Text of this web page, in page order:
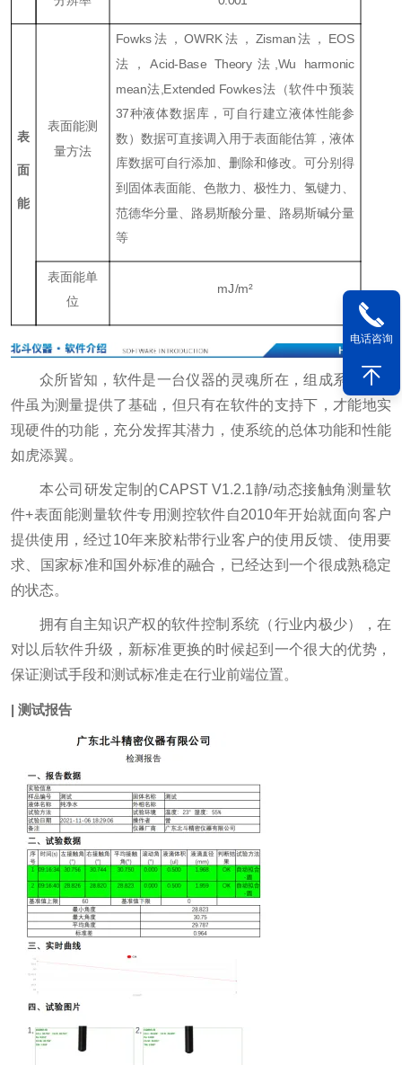
表
面
能
表面能测
量方法
Fowks法，OWRK法，Zisman法，EOS
法，Acid-Base Theory法,Wu harmonic
mean法,Extended Fowkes法（软件中预装
37种液体数据库，可自行建立液体性能参
数）数据可直接调入用于表面能估算，液体
库数据可自行添加、删除和修改。可分别得
到固体表面能、色散力、极性力、氢键力、
范德华分量、路易斯酸分量、路易斯碱分量
等
表面能单
位
mJ/m²
众所皆知，软件是一台仪器的灵魂所在，组成系统的硬
件虽为测量提供了基础，但只有在软件的支持下，才能地实
现硬件的功能，充分发挥其潜力，使系统的总体功能和性能
如虎添翼。
本公司研发定制的CAPST V1.2.1静/动态接触角测量软
件+表面能测量软件专用测控软件自2010年开始就面向客户
提供使用，经过10年来胶粘带行业客户的使用反馈、使用要
求、国家标准和国外标准的融合，已经达到一个很成熟稳定
的状态。
拥有自主知识产权的软件控制系统（行业内极少），在
对以后软件升级，新标准更换的时候起到一个很大的优势，
保证测试手段和测试标准走在行业前端位置。
| 测试报告
电话咨询